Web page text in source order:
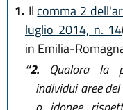
1. Il comma 2
luglio 2014, n. 14
in Emilia-
“2.Qualora la
individui aree